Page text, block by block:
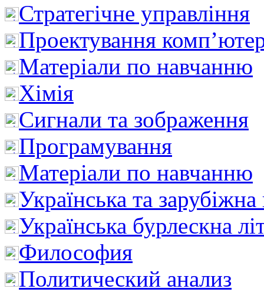
Стратегічне управління
Проектування
Матеріали по навчанню
Хімія
Сигнали та зображення
Програмування
Матеріали по навчанню
Українська та зарубіжна
Українська бурлескна
Философия
Политический анализ